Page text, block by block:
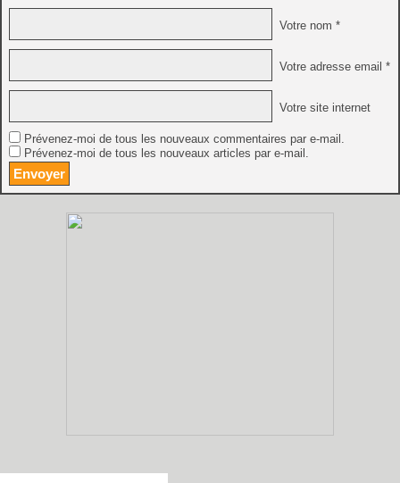
Votre nom *
Votre adresse email *
Votre site internet
Prévenez-moi de tous les nouveaux commentaires par e-mail.
Prévenez-moi de tous les nouveaux articles par e-mail.